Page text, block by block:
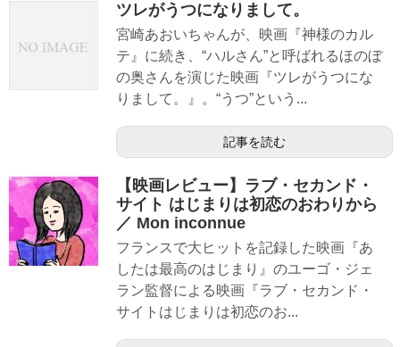
ツレがうつになりまして。
宮崎あおいちゃんが、映画『神様のカル
テ』に続き、“ハルさん”と呼ばれるほのぼ
の奥さんを演じた映画『ツレがうつにな
りまして。』。“うつ”という...
記事を読む
【映画レビュー】ラブ・セカンド・
サイト はじまりは初恋のおわりから
／ Mon inconnue
フランスで大ヒットを記録した映画『あ
したは最高のはじまり』のユーゴ・ジェ
ラン監督による映画『ラブ・セカンド・
サイトはじまりは初恋のお...